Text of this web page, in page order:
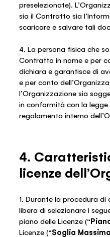
preselezionate).
sia il Contratto sia
scaricare e salvare tali
4. La persona fisica che
Contratto in nome e per
dichiara e garantisce di
e per conto
l’Organizzazione sia
in conformità con la
regolamento interno
4.
licenze
1. Durante la procedura di
libera di selezionare i
piano delle Licenze (“
Licenze (“Soglia Massima